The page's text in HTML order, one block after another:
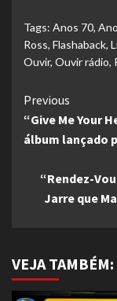
Tags: Anos 70,
Ross, Flashaback,
Ouvir, Ouvir rádio,
Continue
Reading
Previous
“Give Me Your
álbum lançado
“Rendez-
Jarre que
VEJA TAMBÉM: